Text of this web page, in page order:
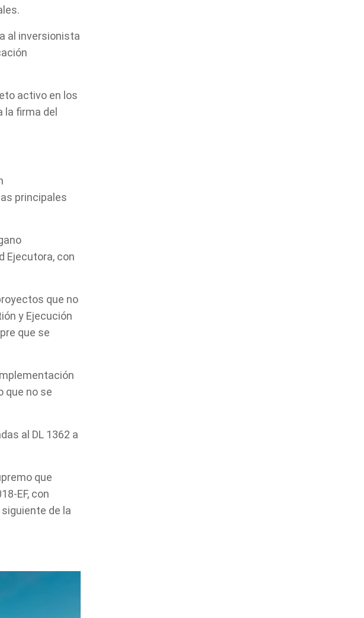
al inversionista
activo en los
firma del
principales
Ejecutora, con
que no
y Ejecución
que se
que no se
al DL 1362 a
que
EF, con
de la